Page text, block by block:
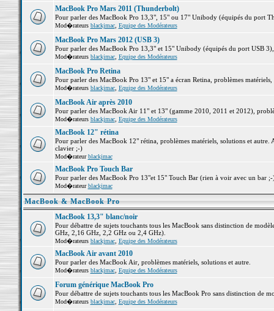
MacBook Pro Mars 2011 (Thunderbolt)
Pour parler des MacBook Pro 13,3", 15" ou 17" Unibody (équipés du port
Mod�rateurs blackjmac, Equipe des Modérateurs
MacBook Pro Mars 2012 (USB 3)
Pour parler des MacBook Pro 13,3" et 15" Unibody (équipés du port USB
Mod�rateurs blackjmac, Equipe des Modérateurs
MacBook Pro Retina
Pour parler des MacBook Pro 13" et 15" a écran Retina, problèmes matériels,
Mod�rateurs blackjmac, Equipe des Modérateurs
MacBook Air après 2010
Pour parler des MacBook Air 11" et 13" (gamme 2010, 2011 et 2012),
Mod�rateurs blackjmac, Equipe des Modérateurs
MacBook 12" rétina
Pour parler des MacBook 12" rétina, problèmes matériels, solutions et
clavier ;-)
Mod�rateurblackjmac
MacBook Pro Touch Bar
Pour parler des MacBook Pro 13"et 15" Touch Bar (rien à voir avec un bar
Mod�rateurblackjmac
MacBook & MacBook Pro
MacBook 13,3" blanc/noir
Pour débattre de sujets touchants tous les MacBook sans distinction de
GHz, 2,16 GHz, 2,2 GHz ou 2,4 GHz).
Mod�rateurs blackjmac, Equipe des Modérateurs
MacBook Air avant 2010
Pour parler des MacBook Air, problèmes matériels, solutions et autre.
Mod�rateurs blackjmac, Equipe des Modérateurs
Forum générique MacBook Pro
Pour débattre de sujets touchants tous les MacBook Pro sans distinction de
Mod�rateurs blackjmac, Equipe des Modérateurs